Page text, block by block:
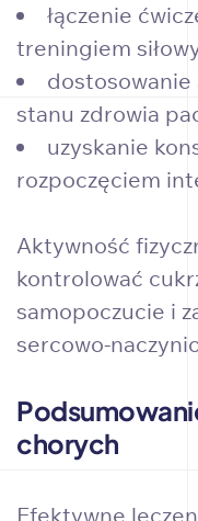
łączenie
treningiem
dostosowanie
stanu zdrowia
uzyskanie
rozpoczęciem
Aktywność
kontrolować
samopoczucie i
sercowo-
chorych
Efektywne